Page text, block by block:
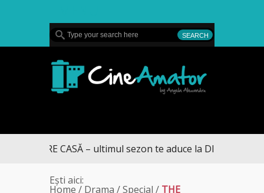
SPRE CASĂ – ultimul sezon te aduce la DIVA
Ești aici:
Home / Drama /Special / THE